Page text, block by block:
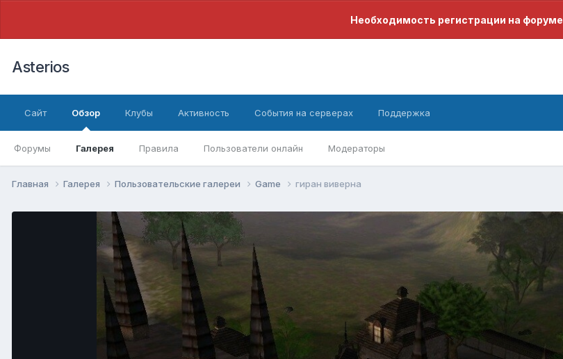
Необходимость регистрации на форуме
Asterios
Сайт Обзор
Форумы Галерея Правила Пользователи онлайн Модераторы
Клубы Активность События на серверах Поддержка
Главная Галерея Пользовательские галереи Game гиран виверна